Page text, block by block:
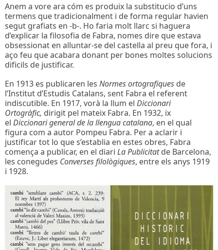
Anem a vore ara cóm es produix la substitucio d’uns
termens que tradicionalment i de forma regular havien
segut grafiats en -b-. Ho faria molt llarc si haguera
d’explicar la filosofia de Fabra, nomes dire que estava
obsessionat en alluntar-se del castella al preu que fora, i
aço feu que acabara donant per bones moltes solucions
dificils de justificar.
En 1913 es publicaren les Normes ortografiques de
l’Institut d’Estudis Catalans, sent Fabra el referent
indiscutible. En 1917, vorà la llum el Diccionari
Ortogràfic, dirigit pel mateix Fabra. En 1932, ix
el Diccionari general de la llengua catalana, en el qual
figura com a autor Pompeu Fabra. Per a aclarir i
justificar tot lo que s’establia en estes obres, Fabra
comença a publicar, en el diari La Publicitatde Barcelona,
les conegudes Converses filològiques, entre els anys 1919
i 1928.